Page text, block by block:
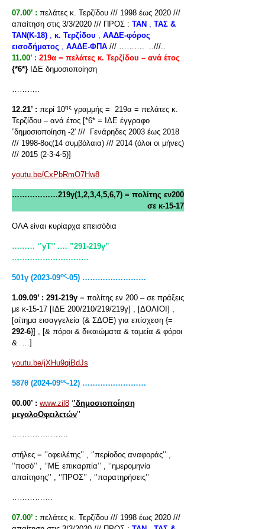
07.00’ : πελάτες κ. Τερζίδου /// 1998 έως 2020 ///
απαίτηση στις 3/3/2020 /// ΠΡΟΣ : ΤΑΝ , ΤΑΣ &
ΤΑΝ(Κ-18) , κ. Τερζίδου , ΑΑΔΕ-φόρος
εισοδήματος , ΑΑΔΕ-ΦΠΑ /// ………. ..///..
11.00’ : 219α = πελάτες κ. Τερζίδου – ανά έτος
{*6*} ΙΔΕ δημοσιοποίηση
………..
12.21’ : περί 10ης γραμμής = 219α = πελάτες κ.
Τερζίδου – ανά έτος [*6* = ΙΔΕ έγγραφο
”δημοσιοποίηση -2′ /// Γενάρηδες 2003 έως 2018
/// 1998-8ος(14 συμβόλαια) /// 2014 (όλοι οι μήνες)
/// 2015 (2-3-4-5)]
youtu.be/CxPbRmO7Hw8
………………219γ(1,2,3,4,5,6,7) = πολίτης εν200
σε κ-15-17
ΟΛΑ είναι κυρίαρχα επεισόδια
……… ‘’yT’’ .… ”291-219γ”
…………………………
501γ (2023-09ος-05) ………….…………
1.09.09’ : 291-219γ = πολίτης εν 200 – σε πράξεις
με κ-15-17 [ΙΔΕ 200/210/219/219γ] , [ΔΟΛΙΟΙ] ,
[αίτημα εισαγγελεία (& ΣΔΟΕ) για επίσχεση {=
292-6}] , [& πόροι & δικαιώματα & ταμεία & φόροι
& ….]
youtu.be/jXHu9qiBdJs
587θ (2024-09ος-12) ………….…………
00.00’ : www.zil8 ‘’δημοσιοποίηση
μεγαλοΟφειλετών’’
………………….
στήλες = ‘’οφειλέτης’’ , ‘’περίοδος αναφοράς’’ ,
‘’ποσό’’ , ‘’ΜΕ επικαρπία’’ , ‘’ημερομηνία
απαίτησης’’ , ‘’ΠΡΟΣ’’ , ‘’παρατηρήσεις’’
…………….
07.00’ : πελάτες κ. Τερζίδου /// 1998 έως 2020 ///